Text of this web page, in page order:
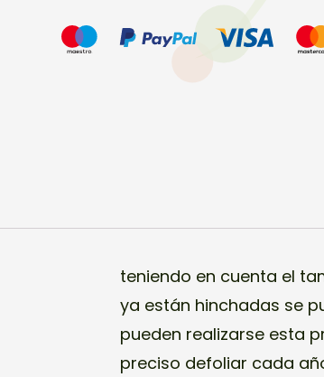
teniendo en cuenta el
ya están hinchadas se
pueden realizarse esta
preciso defoliar cada